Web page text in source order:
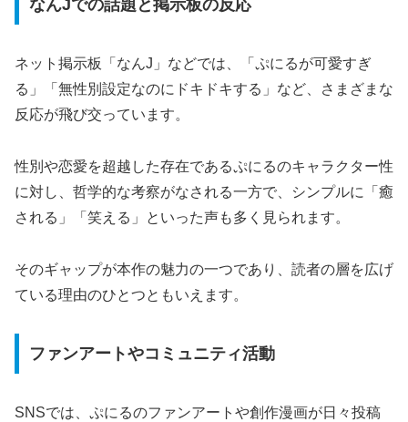
なんJでの話題と掲示板の反応
ネット掲示板「なんJ」などでは、「ぷにるが可愛すぎ
る」「無性別設定なのにドキドキする」など、さまざまな
反応が飛び交っています。
性別や恋愛を超越した存在であるぷにるのキャラクター性
に対し、哲学的な考察がなされる一方で、シンプルに「癒
される」「笑える」といった声も多く見られます。
そのギャップが本作の魅力の一つであり、読者の層を広げ
ている理由のひとつともいえます。
ファンアートやコミュニティ活動
SNSでは、ぷにるのファンアートや創作漫画が日々投稿